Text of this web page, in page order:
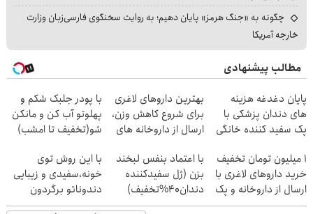
چگونه به «جنگ هرمز» پایان دهیم؛ به روایت سخنگوی فارسی‌زبان وزارت
خارجه آمریکا
مطالب پیشنهادی
پایان دغدغه هزینه
های دندان پزشکی با
پک سفید کننده خانگی
بهترین داروهای لاغری
برای شروع کاهش وزن،
ارسال از داروخانه های
با پودر جلبک شکم و
پهلوتو آب کن و مانکن
شو(تخفیف تا امشب)
1 میلیون تومان تخفیف
خرید داروهای لاغری با
ارسال از داروخانه و پک
یخ!
با اعتماد بنفس لبخند
بزن (ژل سفیدکننده
دندان40%تخفیف)
با این روش توی
خونه،سفیدی و زیبایی
دندوناتو برگردون
(40%off)